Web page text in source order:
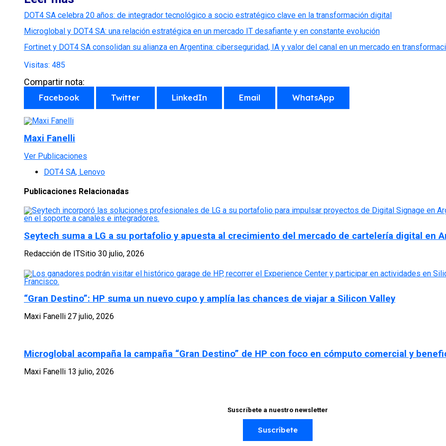
DOT4 SA celebra 20 años: de integrador tecnológico a socio estratégico clave en la transformación digital
Microglobal y DOT4 SA: una relación estratégica en un mercado IT desafiante y en constante evolución
Fortinet y DOT4 SA consolidan su alianza en Argentina: ciberseguridad, IA y valor del canal en un mercado en
Visitas: 485
Compartir nota:
Facebook Twitter LinkedIn Email WhatsApp
Maxi Fanelli
Ver Publicaciones
DOT4 SA, Lenovo
Publicaciones Relacionadas
Seytech suma a LG a su portafolio y apuesta al crecimiento del mercado de cartelería digital en
Redacción de ITSitio 30 julio, 2026
“Gran Destino”: HP suma un nuevo cupo y amplía las chances de viajar a Silicon Valley
Maxi Fanelli 27 julio, 2026
Microglobal acompaña la campaña “Gran Destino” de HP con foco en cómputo comercial y
Maxi Fanelli 13 julio, 2026
Suscríbete a nuestro newsletter
Suscríbete